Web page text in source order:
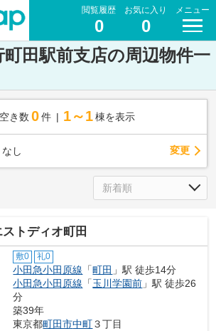
閲覧履歴
0
お気に入り
0
メニュー
田駅前支店の周辺物件一
空き数 0 件 1～1 棟を表示
なし 変更
ストディオ町田
敷0 礼0
小田急小田原線 「町田 」駅 徒歩14分
小田急小田原線 「玉川学園前 」駅 徒歩26
分
築39年
東京都町田市中町３丁目